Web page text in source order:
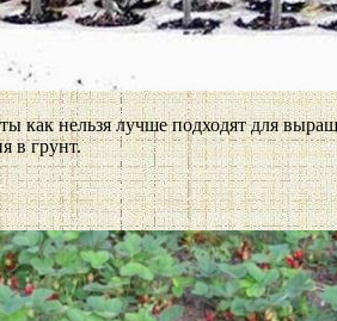
как нельзя лучше подходят для
в грунт.